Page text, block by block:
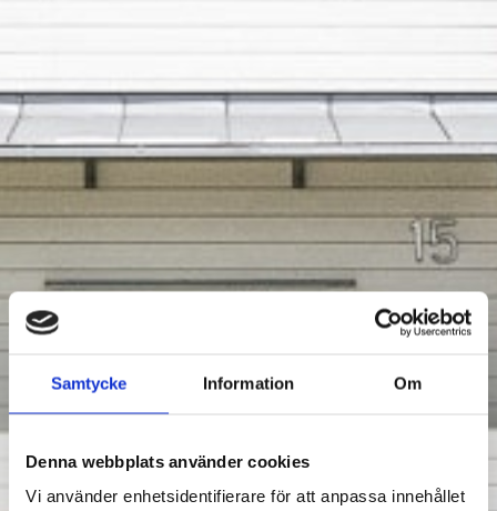
Samtycke Information Om
Denna webbplats använder cookies
Vi använder enhetsidentifierare för att anpassa innehållet